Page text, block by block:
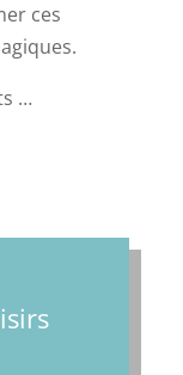
ces
…